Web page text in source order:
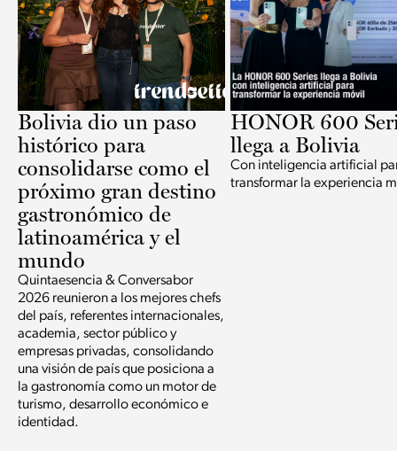
Bolivia dio un paso
histórico para
consolidarse como el
próximo gran destino
gastronómico de
latinoamérica y el
mundo
Quintaesencia & Conversabor
2026 reunieron a los mejores chefs
del país, referentes internacionales,
academia, sector público y
empresas privadas, consolidando
una visión de país que posiciona a
la gastronomía como un motor de
turismo, desarrollo económico e
identidad.
HONOR 600
llega a Bolivia
Con inteligencia artificial
transformar la experiencia